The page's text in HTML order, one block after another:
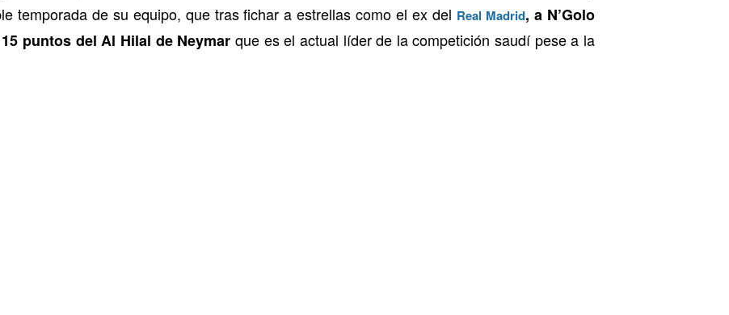
temporada de su equipo, que tras fichar a estrellas como el ex del Real Madrid, a N’Golo
puntos del Al Hilal de Neymar que es el actual líder de la competición saudí pese a la